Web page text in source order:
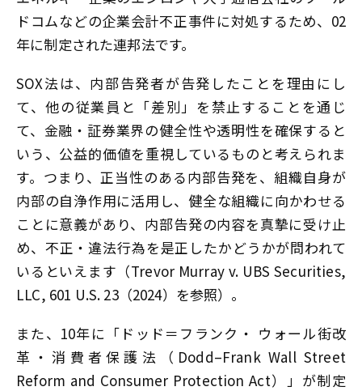
ドコムなどの企業会計不正事件に対処するため、02
年に制定された連邦法です。
SOX法は、内部告発者が告発したことを理由にし
て、他の従業員と「差別」を禁止することを通じ
て、金融・証券業界の健全性や透明性を確保すると
いう、公益的価値を重視しているものと考えられま
す。つまり、正当性のある内部告発を、組織自身が
内部の自浄作用に活用し、健全な組織に向かわせる
ことに意義があり、内部告発の内容を真摯に受け止
め、不正・違法行為を是正したかどうかが問われて
いるといえます（Trevor Murray v. UBS Securities,
LLC, 601 U.S. 23（2024）を参照）。
また、10年に「ドッド＝フランク・ ウォール街改
革・消費者保護法（Dodd–Frank Wall Street
Reform and Consumer Protection Act）」が制定